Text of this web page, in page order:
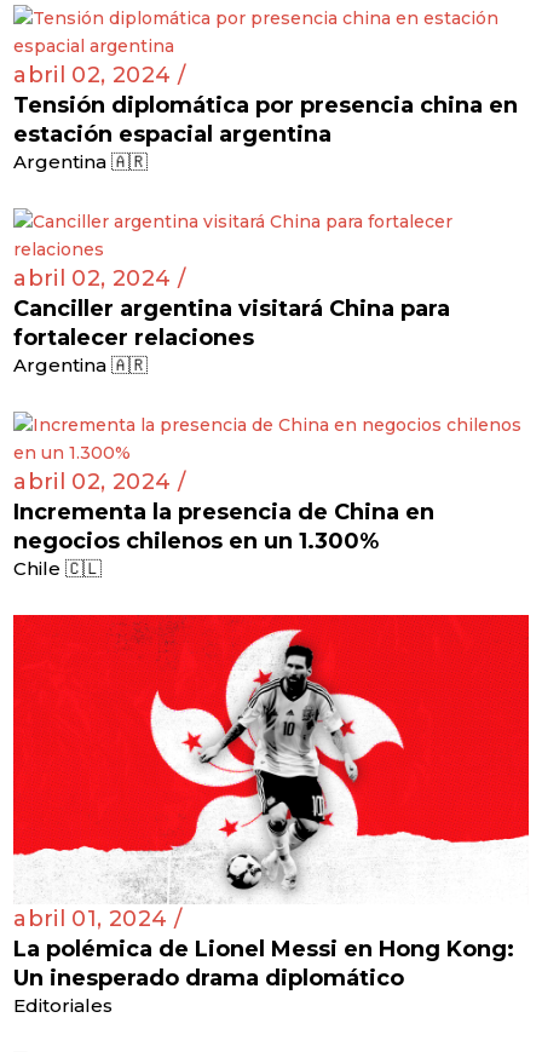
Nicaragua 🇳🇮
abril 02, 2024 /
Tensión diplomática por presencia china en
Argentina 🇦🇷
abril 02, 2024 /
Canciller argentina visitará China para
Argentina 🇦🇷
abril 02, 2024 /
Incrementa la presencia de China en
Chile 🇨🇱
abril 01, 2024 /
La polémica de Lionel Messi en Hong Kong: